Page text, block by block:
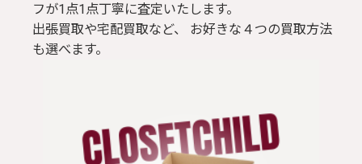
フが1点1点丁寧に査定いたします。
出張買取や宅配買取など、 お好きな４つの買取方法
も選べます。